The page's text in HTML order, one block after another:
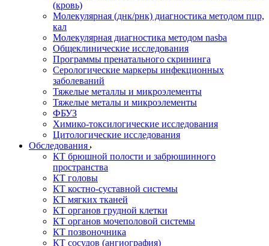
(кровь)
Молекулярная (днк/рнк) диагностика методом пцр,
кал
Молекулярная диагностика методом nasba
Общеклинические исследования
Программы пренатального скрининга
Серологические маркеры инфекционных
заболеваний
Тяжелые металлы и микроэлементы
Тяжелые металы и микроэлементы
ФБУЗ
Химико-токсилогические исследования
Цитологические исследования
Обследования
КТ брюшной полости и забрюшинного
пространства
КТ головы
КТ костно-суставной системы
КТ мягких тканей
КТ органов грудной клетки
КТ органов мочеполовой системы
КТ позвоночника
КТ сосудов (ангиография)